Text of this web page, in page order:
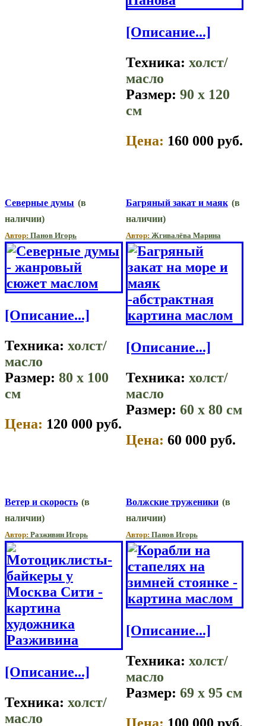
[Описание...]
Техника: холст/
масло
Размер: 90 x 120
см
Цена: 160 000 руб.
Северные думы (в
наличии)
Автор: Панов Игорь
[Описание...]
Техника: холст/
масло
Размер: 80 x 100
см
Цена: 120 000 руб.
Багряный закат и маяк (в
наличии)
Автор: Жгивалёва Марина
[Описание...]
Техника: холст/
масло
Размер: 60 x 80 см
Цена: 60 000 руб.
Ветер и скорость (в
наличии)
Автор: Разживин Игорь
[Описание...]
Техника: холст/
масло
Волжские труженики (в
наличии)
Автор: Панов Игорь
[Описание...]
Техника: холст/
масло
Размер: 69 x 95 см
Цена: 100 000 руб.